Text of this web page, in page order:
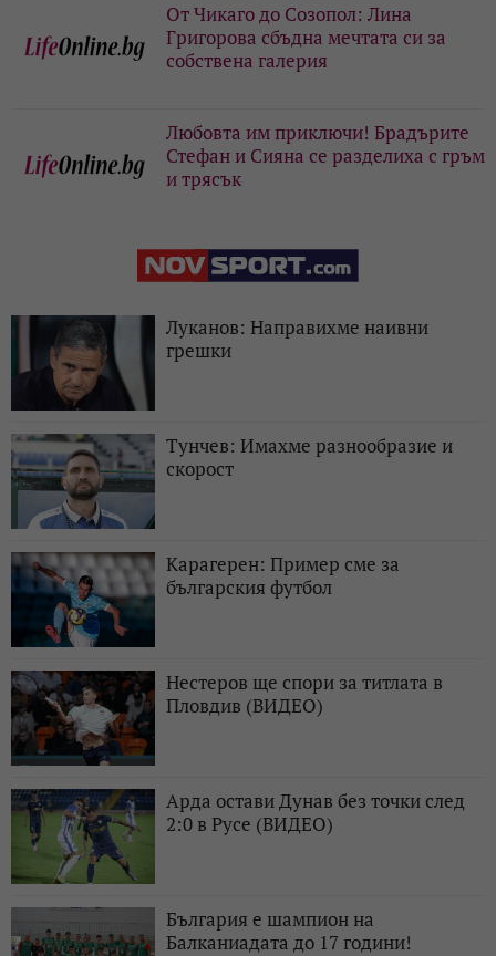
От Чикаго до Созопол: Лина
Григорова сбъдна мечтата си за
собствена галерия
Любовта им приключи! Брадърите
Стефан и Сияна се разделиха с гръм
и трясък
Луканов: Направихме наивни
грешки
Тунчев: Имахме разнообразие и
скорост
Карагерен: Пример сме за
българския футбол
Нестеров ще спори за титлата в
Пловдив (ВИДЕО)
Арда остави Дунав без точки след
2:0 в Русе (ВИДЕО)
България е шампион на
Балканиадата до 17 години!